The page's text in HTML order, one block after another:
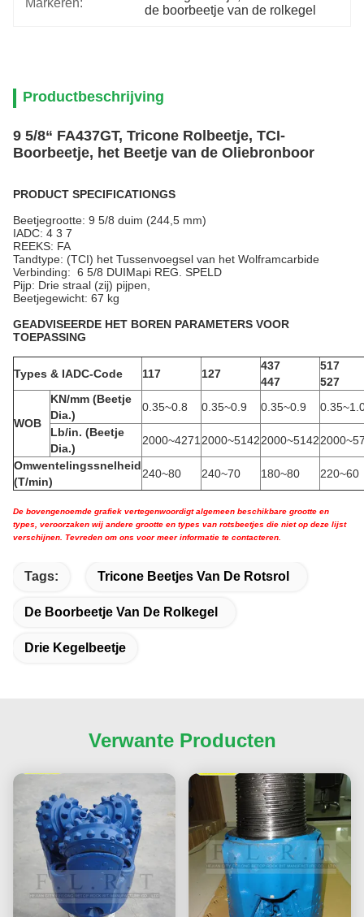
Markeren:
de boorbeetje van de rolkegel
Productbeschrijving
9 5/8“ FA437GT, Tricone Rolbeetje, TCI-
Boorbeetje, het Beetje van de Oliebronboor
PRODUCT SPECIFICATIONGS
Beetjegrootte: 9 5/8 duim (244,5 mm)
IADC: 4 3 7
REEKS: FA
Tandtype: (TCI) het Tussenvoegsel van het Wolframcarbide
Verbinding: 6 5/8 DUIMapi REG. SPELD
Pijp: Drie straal (zij) pijpen,
Beetjegewicht: 67 kg
GEADVISEERDE HET BOREN PARAMETERS VOOR
TOEPASSING
Types & IADC-Code 117 127
437
447
517
527
WOB
KN/mm (Beetje
Dia.)
0.35~0.8 0.35~0.9 0.35~0.9
Lb/in. (Beetje
Dia.)
2000~4271 2000~51422000~5142
Omwentelingssnelheid
(T/min)
240~80 240~70 180~80 220~60
De bovengenoemde grafiek vertegenwoordigt algemeen beschikbare grootte en
types, veroorzaken wij andere grootte en types van rotsbeetjes die niet op deze lijst
verschijnen. Tevreden om ons voor meer informatie te contacteren.
Tags: Tricone Beetjes Van De Rotsrol
De Boorbeetje Van De Rolkegel
Drie Kegelbeetje
Verwante Producten